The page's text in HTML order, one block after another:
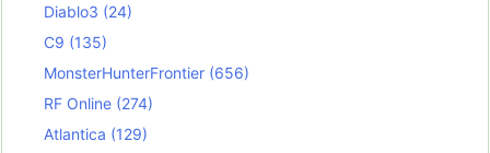
Diablo3 (24)
C9 (135)
MonsterHunterFrontier (656)
RF Online (274)
Atlantica (129)